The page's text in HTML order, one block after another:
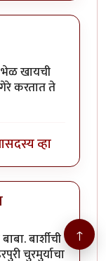
खायची
करतात ते
सदस्य व्हा
बार्शीची
चुरमुर्याचा
↑